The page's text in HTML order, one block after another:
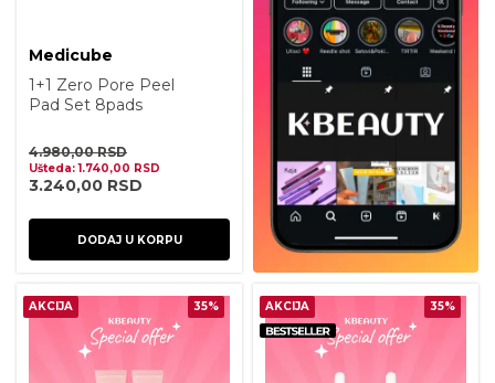
Medicube
1+1 Zero Pore Peel
Pad Set 8pads
4.980,00RSD
Ušteda:1.740,00 RSD
3.240,00 RSD
DODAJ U KORPU
AKCIJA 35% AKCIJA 35%